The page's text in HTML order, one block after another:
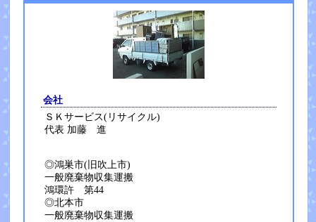
会社
ＳＫサービス(リサイクル)
代表 加藤 進
◎鴻巣市(旧吹上市)
一般廃棄物収集運搬
鴻環許 第44
◎北本市
一般廃棄物収集運搬